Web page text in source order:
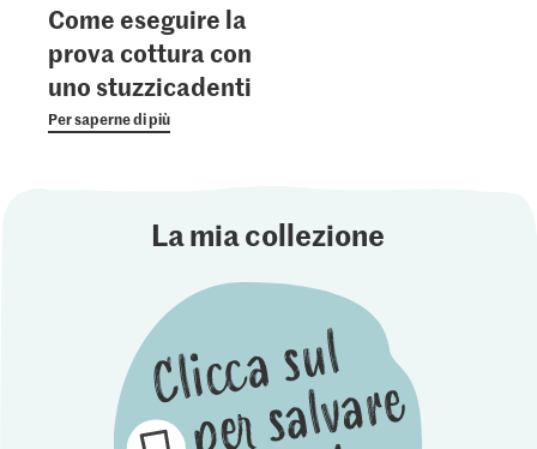
Come eseguire la
prova cottura con
uno stuzzicadenti
Per saperne di più
La mia collezione